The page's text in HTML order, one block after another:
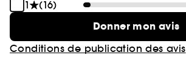
1
(16)
Donner mon avis
Conditions de publication des avis